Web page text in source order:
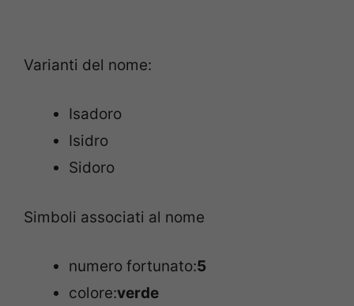
Varianti del nome:
Isadoro
Isidro
Sidoro
Simboli associati al nome
numero fortunato:5
colore:verde